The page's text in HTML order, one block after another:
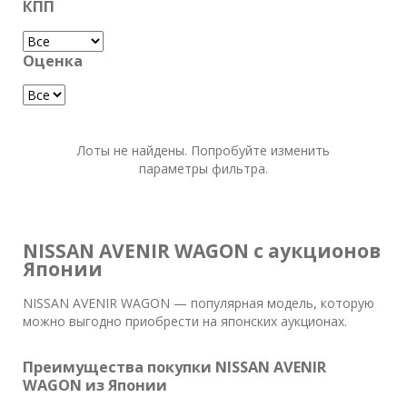
КПП
Оценка
Лоты не найдены. Попробуйте изменить
параметры фильтра.
NISSAN AVENIR WAGON с аукционов
Японии
NISSAN AVENIR WAGON — популярная модель, которую
можно выгодно приобрести на японских аукционах.
Преимущества покупки NISSAN AVENIR
WAGON из Японии